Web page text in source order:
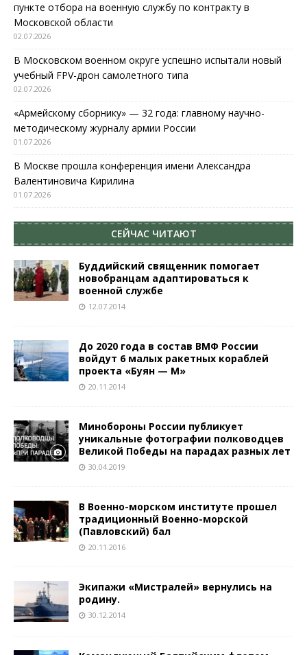
пункте отбора на военную службу по контракту в
Московской области
02.07.2026
В Московском военном округе успешно испытали новый
учебный FPV-дрон самолетного типа
02.07.2026
«Армейскому сборнику» — 32 года: главному научно-
методическому журналу армии России
01.07.2026
В Москве прошла конференция имени Александра
Валентиновича Кирилина
01.07.2026
СЕЙЧАС ЧИТАЮТ
Буддийский священник помогает
новобранцам адаптироваться к
военной службе
12.07.2014
До 2020 года в состав ВМФ России
войдут 6 малых ракетных кораблей
проекта «Буян — М»
20.11.2014
Минобороны России публикует
уникальные фотографии полководцев
Великой Победы на парадах разных лет
30.04.2019
В Военно-морском институте прошел
традиционный Военно-морской
(Павловский) бал
20.11.2016
Экипажи «Мистралей» вернулись на
родину.
30.12.2014